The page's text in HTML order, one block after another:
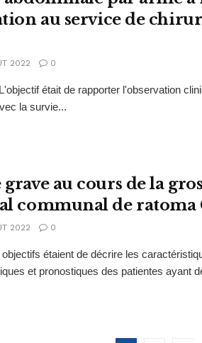
au service de
2022 0
était de rapporter l'observation
la survie...
au cours de la
communal de ratoma
2022 0
étaient de décrire les
et pronostiques des patientes ayant